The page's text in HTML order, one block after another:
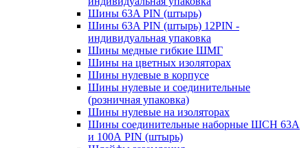
Шины 63A PIN (штырь)
Шины 63A PIN (штырь) 12PIN -
индивидуальная упаковка
Шины медные гибкие ШМГ
Шины на цветных изоляторах
Шины нулевые в корпусе
Шины нулевые и соединительные
(розничная упаковка)
Шины нулевые на изоляторах
Шины соединительные наборные ШСН 63A
и 100А PIN (штырь)